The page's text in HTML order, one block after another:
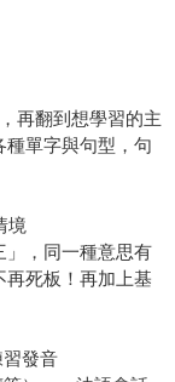
再翻到想學習的主
種單字與句型，句
境
」，同一種意思有
再死板！再加上基
習發音